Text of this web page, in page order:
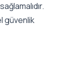
güvenlik